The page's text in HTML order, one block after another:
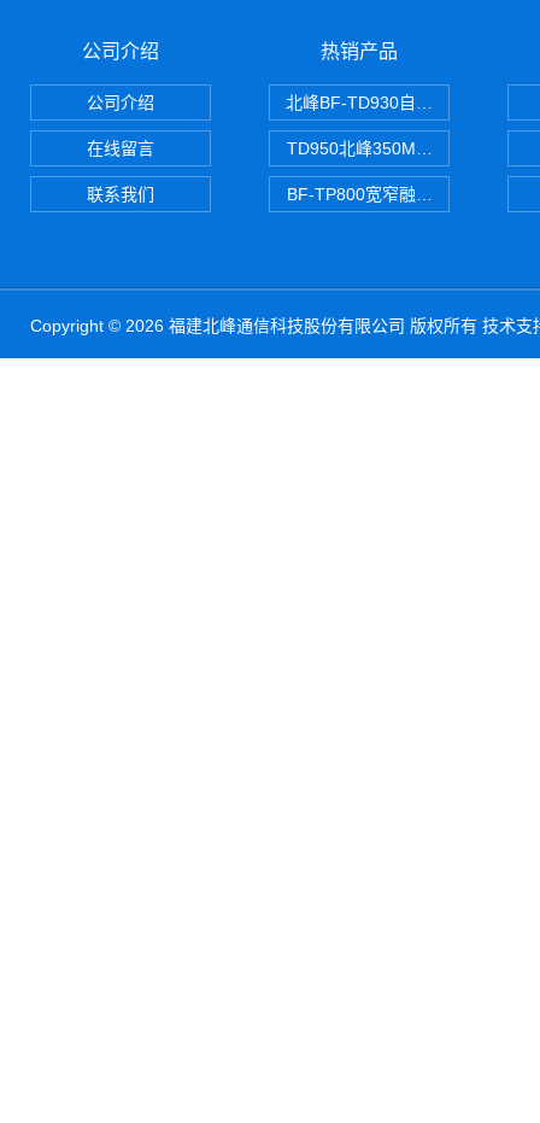
公司介绍
公司介绍
在线留言
联系我们
热销产品
北峰BF-TD930自组网对讲机
TD950北峰350M对讲机 PDT数
BF-TP800宽窄融合对讲机
Copyright © 2026 福建北峰通信科技股份有限公司 版权所有 技术支